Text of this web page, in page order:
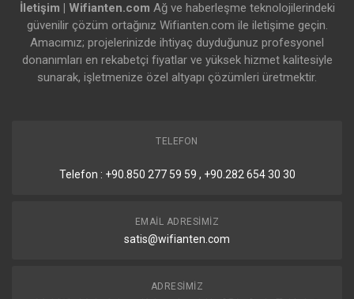
İletişim | Wifianten.com Ağ ve haberleşme teknolojilerindeki
güvenilir çözüm ortağınız Wifianten.com ile iletişime geçin.
Amacımız; projelerinizde ihtiyaç duyduğunuz profesyonel
donanımları en rekabetçi fiyatlar ve yüksek hizmet kalitesiyle
sunarak, işletmenize özel altyapı çözümleri üretmektir.
TELEFON
Telefon : +90.850 277 59 59 , +90.282 654 30 30
EMAIL ADRESIMIZ
satis@wifianten.com
ADRESIMIZ